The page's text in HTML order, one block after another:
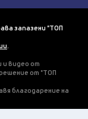
запазени "ТОП
и видео от
от "ТОП
благодарение на